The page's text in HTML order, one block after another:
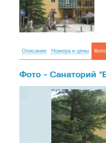
Описание Номера и цены Фото
Фото - Санаторий